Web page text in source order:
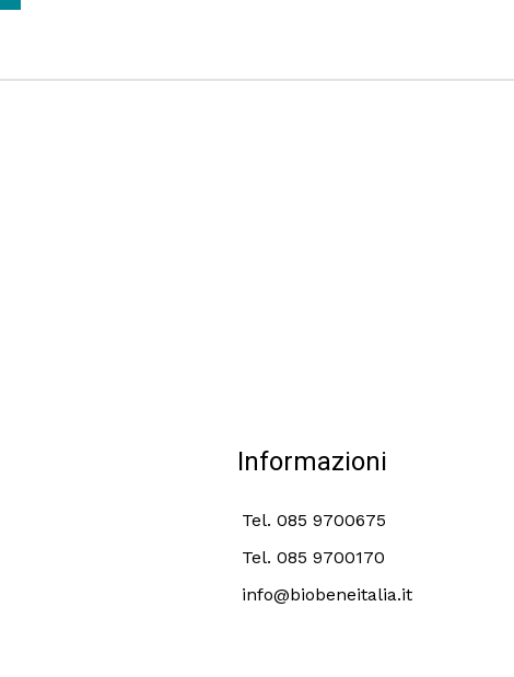
Informazioni
Tel. 085 9700675
Tel. 085 9700170
info@biobeneitalia.it